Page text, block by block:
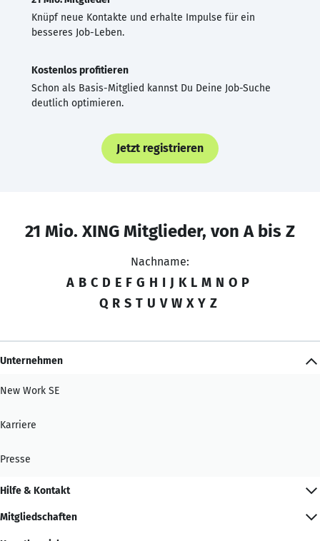
Knüpf neue Kontakte und erhalte Impulse für ein
besseres Job-Leben.
Kostenlos profitieren
Schon als Basis-Mitglied kannst Du Deine Job-Suche
deutlich optimieren.
Jetzt registrieren
21 Mio. XING Mitglieder, von A bis Z
Nachname:
A B C D E F G H I J K L M N O P
Q R S T U V W X Y Z
Unternehmen
New Work SE
Karriere
Presse
Hilfe & Kontakt
Mitgliedschaften